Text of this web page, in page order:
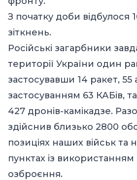
З початку доби відбулося
зіткнень.
Російські загарбники
території України один
застосувавши 14 ракет, 55
застосуванням 63 КАБів,
427 дронів-камікадзе.
здійснив близько 2800
позиціях наших військ та
пунктах із використанням
озброєння.